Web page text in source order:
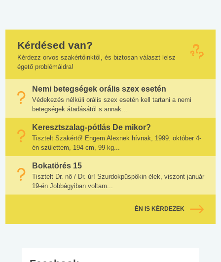
Kérdésed van?
Kérdezz orvos szakértőinktől, és biztosan választ lelsz
égető problémáidra!
Nemi betegségek orális szex esetén
Védekezés nélküli orális szex esetén kell tartani a nemi
betegségek átadásától s annak...
Keresztszalag-pótlás De mikor?
Tisztelt Szakértő! Engem Alexnek hívnak, 1999. október 4-
én születtem, 194 cm, 99 kg...
Bokatörés 15
Tisztelt Dr. nő / Dr. úr! Szurdokpüspökin élek, viszont január
19-én Jobbágyiban voltam...
ÉN IS KÉRDEZEK